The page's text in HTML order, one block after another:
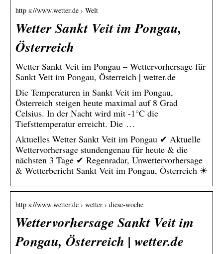
http s://www.wetter.de › Welt
Wetter Sankt Veit im Pongau,
Österreich
Wetter Sankt Veit im Pongau – Wettervorhersage für
Sankt Veit im Pongau, Österreich | wetter.de
Die Temperaturen in Sankt Veit im Pongau,
Österreich steigen heute maximal auf 8 Grad
Celsius. In der Nacht wird mit -1°C die
Tiefsttemperatur erreicht. Die …
Aktuelles Wetter Sankt Veit im Pongau ✔ Aktuelle
Wettervorhersage stundengenau für heute & die
nächsten 3 Tage ✔ Regenradar, Unwettervorhersage
& Wetterbericht Sankt Veit im Pongau, Österreich ☀
http s://www.wetter.de › wetter › diese-woche
Wettervorhersage Sankt Veit im
Pongau, Österreich | wetter.de